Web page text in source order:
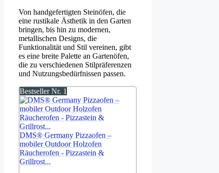
Von handgefertigten Steinöfen, die
eine rustikale Ästhetik in den Garten
bringen, bis hin zu modernen,
metallischen Designs, die
Funktionalität und Stil vereinen, gibt
es eine breite Palette an Gartenöfen,
die zu verschiedenen Stilpräferenzen
und Nutzungsbedürfnissen passen.
Bestseller Nr. 1
DMS® Germany Pizzaofen –
mobiler Outdoor Holzofen
Räucherofen - Pizzastein &
Grillrost...